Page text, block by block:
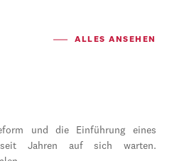
ALLES ANSEHEN
und die Einführung eines
seit Jahren auf sich warten.